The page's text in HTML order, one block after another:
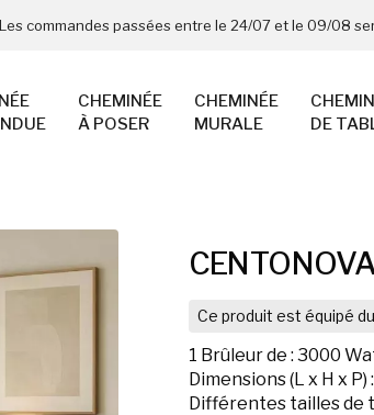
commandes passées entre le 24/07 et le 09/08
CHEMINÉE
À POSER
CHEMINÉE
MURALE
DE
Ce produit est équipé du
1 Brûleur de : 3000
Dimensions (L x H x
Différentes tailles de